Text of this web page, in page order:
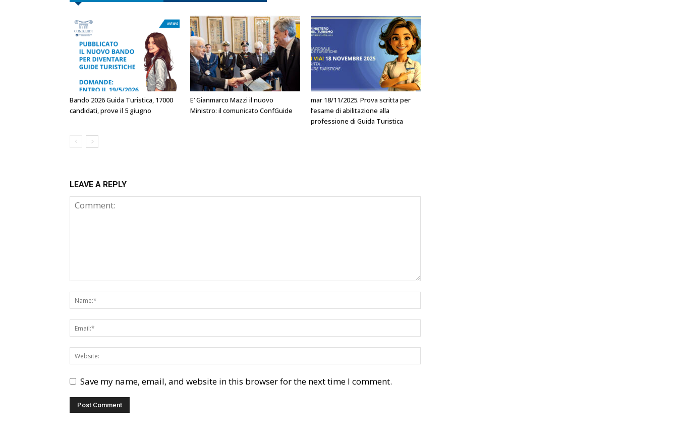
Bando 2026 Guida Turistica, 17000
candidati, prove il 5 giugno
E’ Gianmarco Mazzi il nuovo
Ministro: il comunicato ConfGuide
mar 18/11/2025. Prova scritta per
l’esame di abilitazione alla
professione di Guida Turistica
LEAVE A REPLY
Save my name, email, and website in this browser for the next time I comment.